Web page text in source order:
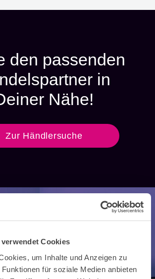
Cookies
um Inhalte und Anzeigen zu
für soziale Medien anbieten
den passenden
in
Nähe!
Zur Händlersuche